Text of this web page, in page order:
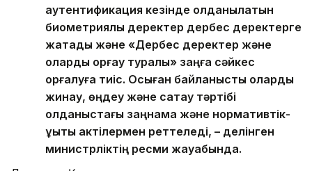
аутентификация кезінде қолданылатын
биометриялық деректер дербес деректерге
жатады және «Дербес деректер және
оларды қорғау туралы» заңға сәйкес
қорғалуға тиіс. Осыған байланысты оларды
жинау, өңдеу және сақтау тәртібі
қолданыстағы заңнама және нормативтік-
құқықтық актілермен реттеледі, – делінген
министрліктің ресми жауабында.